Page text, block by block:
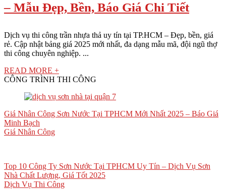
– Mẫu Đẹp, Bền, Báo Giá Chi Tiết
Dịch vụ thi công trần nhựa thả uy tín tại TP.HCM – Đẹp, bền, giá
rẻ. Cập nhật bảng giá 2025 mới nhất, đa dạng mẫu mã, đội ngũ thợ
thi công chuyên nghiệp. ...
READ MORE +
CÔNG TRÌNH THI CÔNG
Giá Nhân Công Sơn Nước Tại TPHCM Mới Nhất 2025 – Báo Giá
Minh Bạch
Giá Nhân Công
Top 10 Công Ty Sơn Nước Tại TPHCM Uy Tín – Dịch Vụ Sơn
Nhà Chất Lượng, Giá Tốt 2025
Dịch Vụ Thi Công